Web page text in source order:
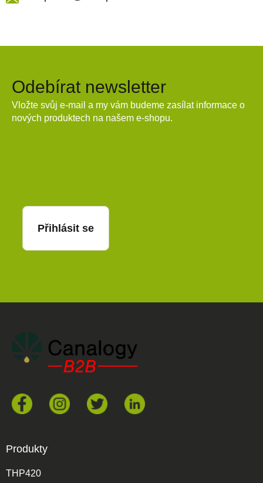
Odebírat newsletter
Vložte svůj e-mail a my vám budeme zasílat informace o
nových produktech na našem e-shopu.
Přihlásit se
Produkty
THP420